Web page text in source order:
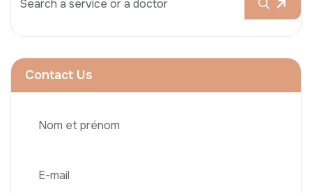
Contact Us